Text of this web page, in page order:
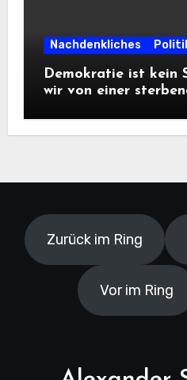
Nachdenkliches
Demokratie ist kein
wir von einer
Zurück im Ring
Vor im Ring